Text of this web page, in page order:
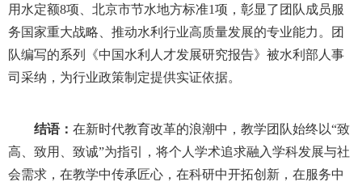
用水定额8项、北京市节水地方标准1项，彰显了团队成员服
务国家重大战略、推动水利行业高质量发展的专业能力 。团
队编写的系列
《中国水利人才发展研究报告》被水利部人事
司采纳，为行业政策制定提供实证依据。
结语： 在新时代教育改革的浪潮中， 教学团队始终以“致
高、致用、致诚”为指引，将个人学术追求融入学科发展与社
会需求，在教学中传承匠心，在科研中开拓创新，在服务中